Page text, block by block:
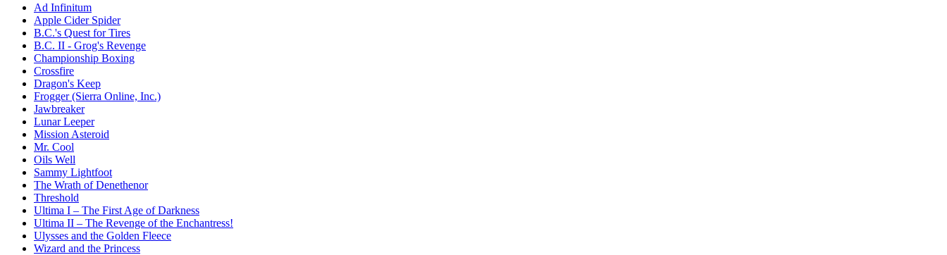
Ad Infinitum
Apple Cider Spider
B.C.'s Quest for Tires
B.C. II - Grog's Revenge
Championship Boxing
Crossfire
Dragon's Keep
Frogger (Sierra Online, Inc.)
Jawbreaker
Lunar Leeper
Mission Asteroid
Mr. Cool
Oils Well
Sammy Lightfoot
The Wrath of Denethenor
Threshold
Ultima I – The First Age of Darkness
Ultima II – The Revenge of the Enchantress!
Ulysses and the Golden Fleece
Wizard and the Princess